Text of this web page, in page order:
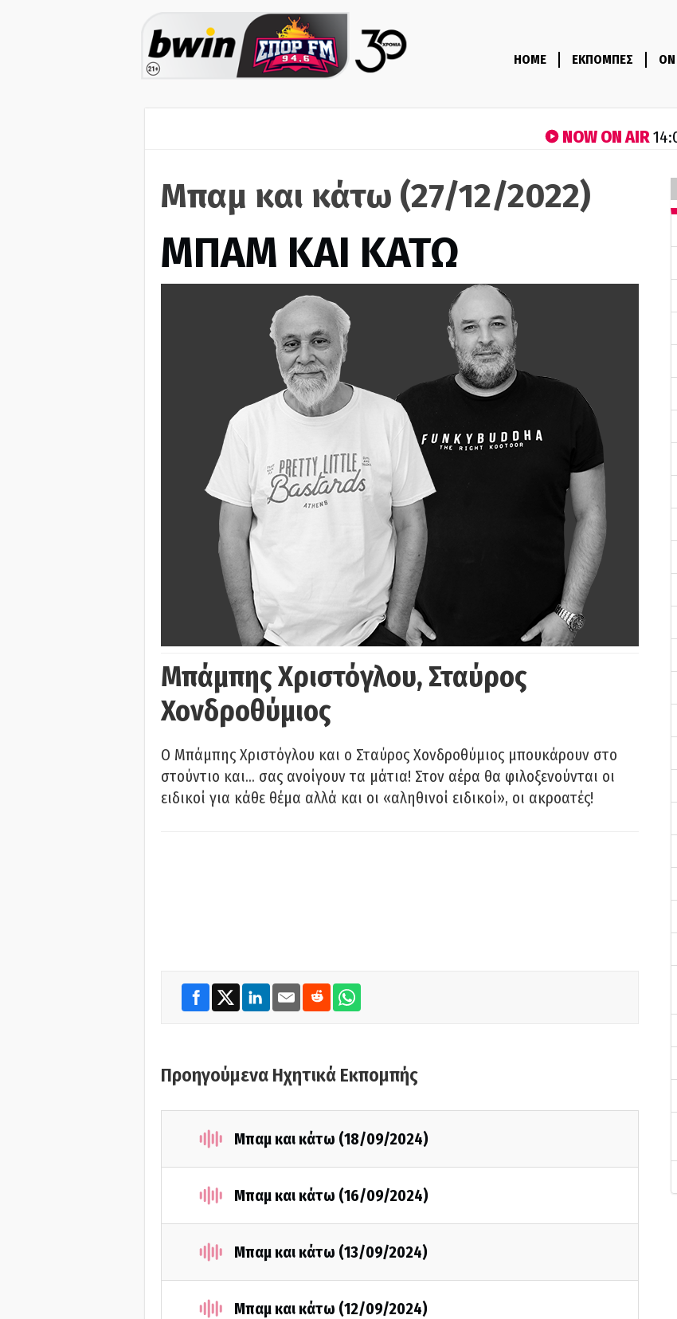
HOME ΕΚΠΟΜΠΕΣ
NOW ON AIR
Μπαμ και κάτω (27/12/2022)
ΜΠΑΜ ΚΑΙ ΚΑΤΩ
Μπάμπης Χριστόγλου, Σταύρος
Χονδροθύμιος
O Μπάμπης Χριστόγλου και ο Σταύρος Χονδροθύμιος μπουκάρουν στο
στούντιο και… σας ανοίγουν τα μάτια! Στον αέρα θα φιλοξενούνται οι
ειδικοί για κάθε θέμα αλλά και οι «αληθινοί ειδικοί», οι ακροατές!
Προηγούμενα Ηχητικά Εκπομπής
Μπαμ και κάτω (18/09/2024)
Μπαμ και κάτω (16/09/2024)
Μπαμ και κάτω (13/09/2024)
Μπαμ και κάτω (12/09/2024)